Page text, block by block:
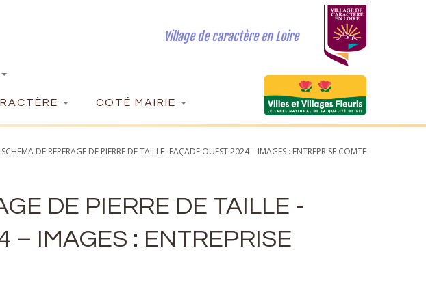
Village de caractère en Loire
COTÉ MAIRIE
SCHEMA DE REPERAGE DE PIERRE DE TAILLE -FAÇADE OUEST 2024 – IMAGES : ENTREPRISE COMTE
DE PIERRE DE TAILLE -
– IMAGES : ENTREPRISE